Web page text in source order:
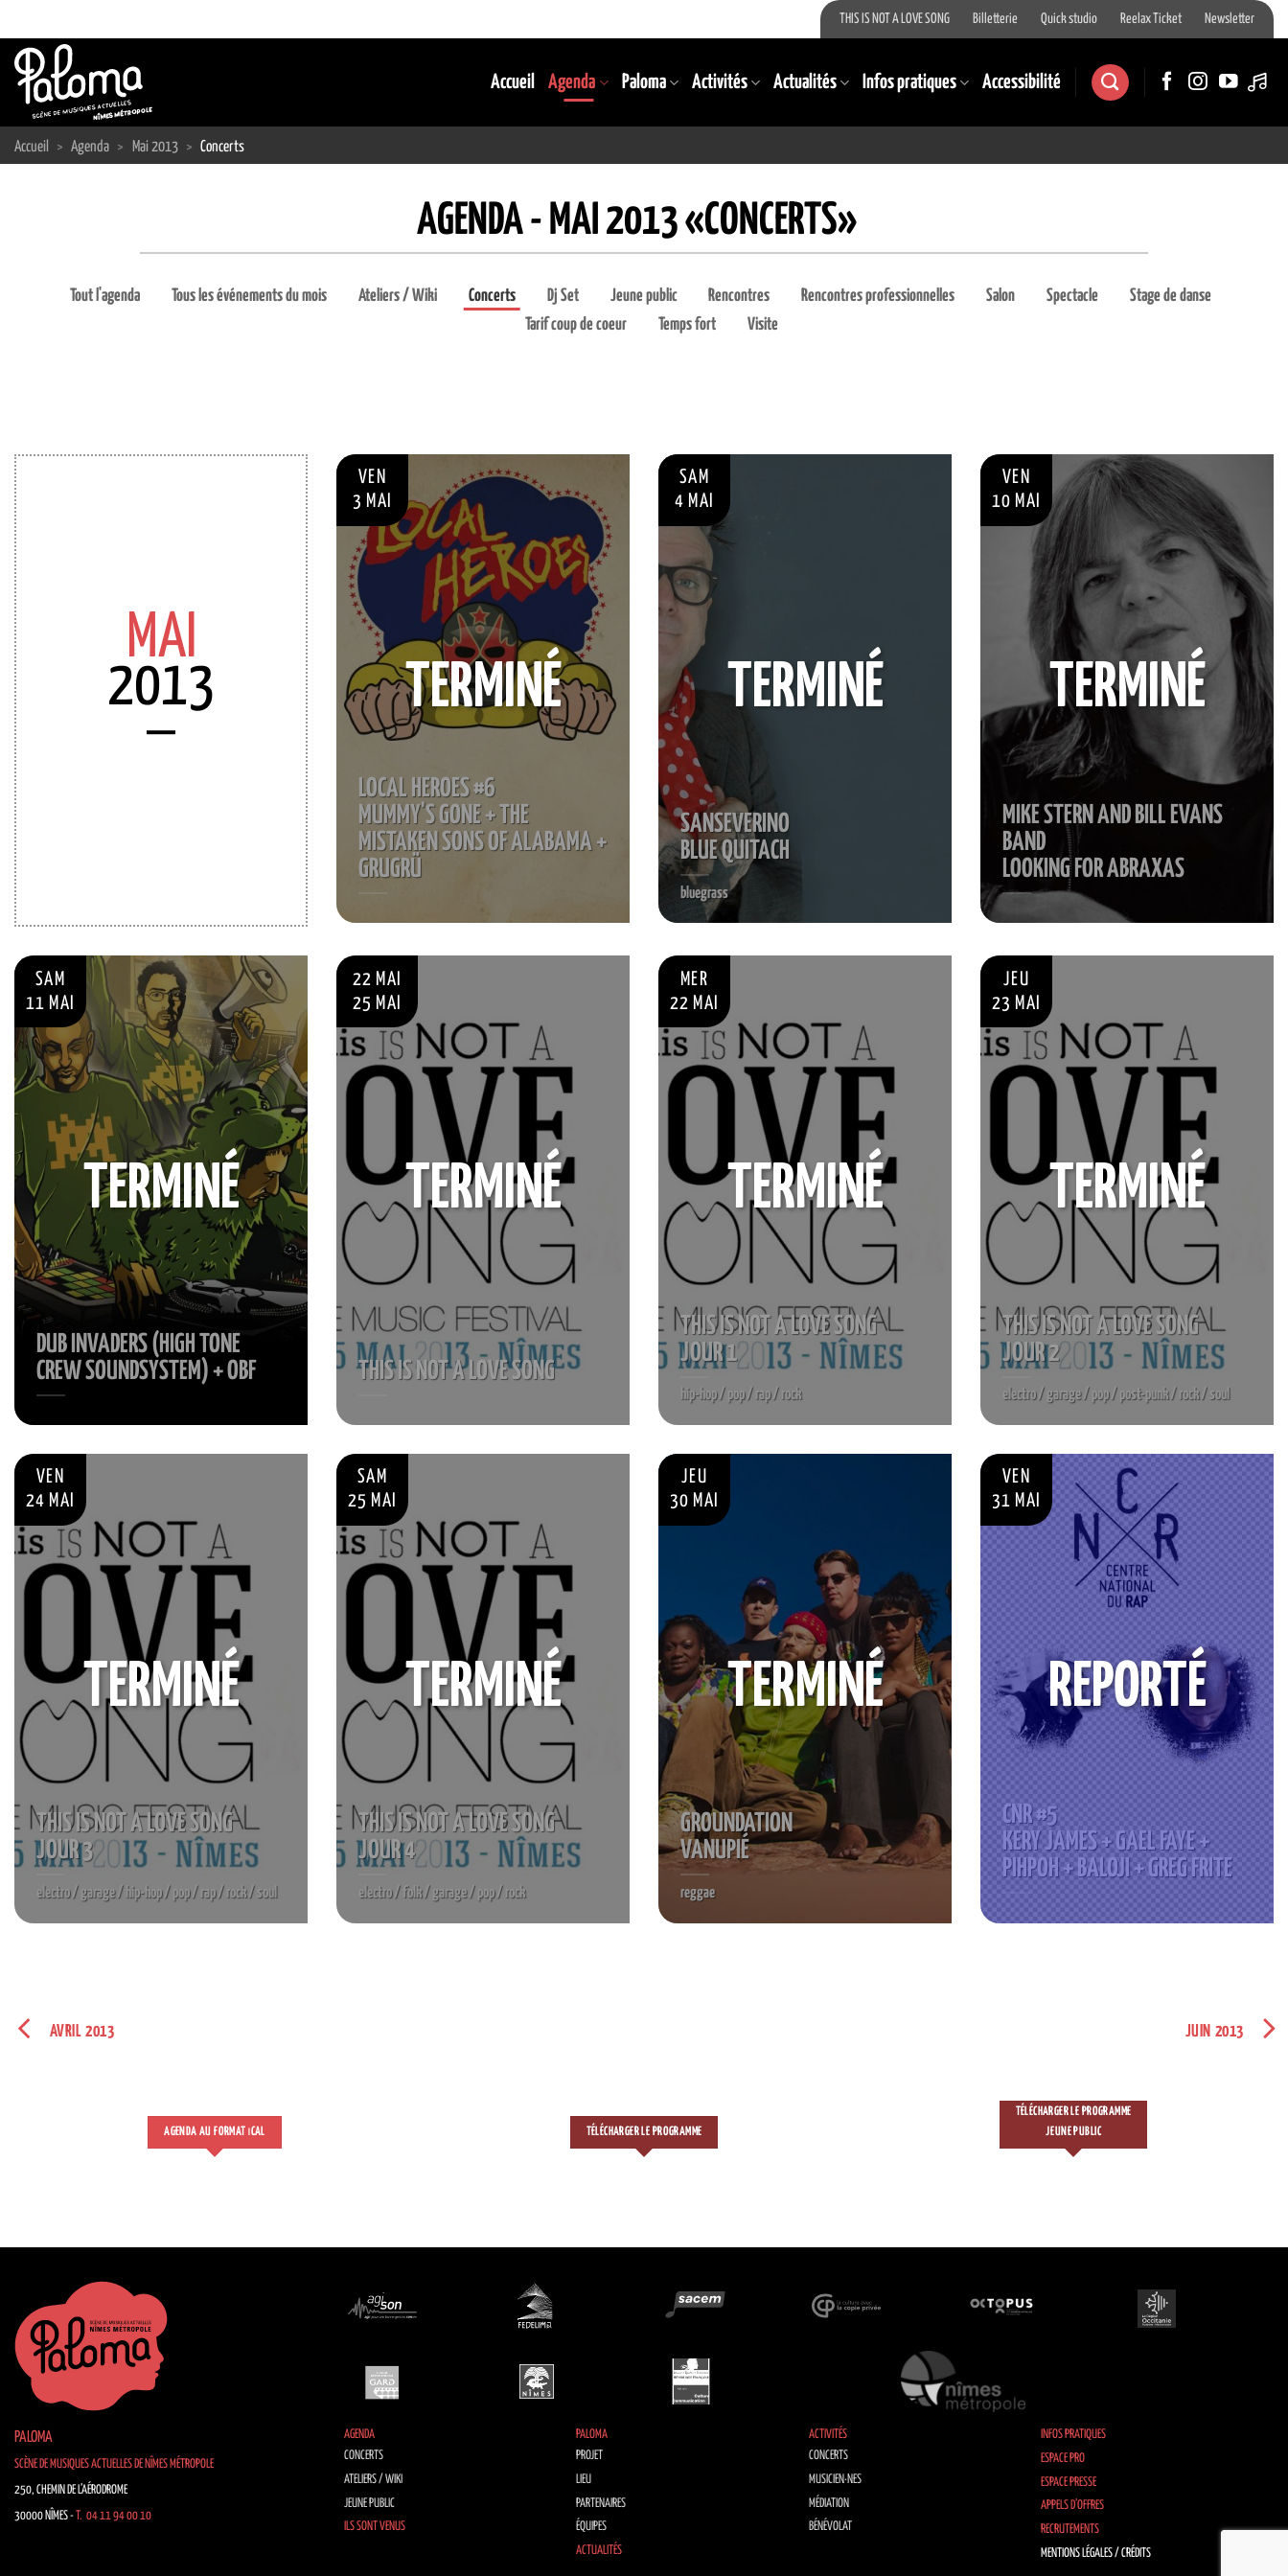
au
contenu
THIS IS NOT A LOVE SONG Billetterie Quick studio Reelax Ticket Newsletter
Accueil Agenda Paloma Activités Actualités Infos pratiques Accessibilité
Accueil > Agenda > Mai 2013 > Concerts
AGENDA - MAI 2013 «CONCERTS»
Tout l'agenda Tous les événements du mois Ateliers / Wiki Concerts Dj Set Jeune public Rencontres Rencontres professionnelles Salon Spectacle
Stage de danse
Tarif coup de coeur
Temps fort Visite
MAI
2013
VEN
3 MAI
LOCAL HEROES #6
MUMMY'S GONE + THE
MISTAKEN SONS OF ALABAMA +
GRUGRÜ
TERMINÉ
SAM
4 MAI
SANSEVERINO
BLUE QUITACH
bluegrass
TERMINÉ
VEN
10 MAI
MIKE STERN AND BILL EVANS
BAND
LOOKING FOR ABRAXAS
TERMINÉ
SAM
11 MAI
DUB INVADERS (HIGH TONE
CREW SOUNDSYSTEM) + OBF
TERMINÉ
22 MAI
25 MAI
THIS IS NOT A LOVE SONG
TERMINÉ
MER
22 MAI
THIS IS NOT A LOVE SONG
JOUR 1
hip-hop / pop / rap / rock
TERMINÉ
JEU
23 MAI
THIS IS NOT A LOVE SONG
JOUR 2
electro / garage / pop / post-punk / rock / soul
TERMINÉ
VEN
24 MAI
THIS IS NOT A LOVE SONG
JOUR 3
electro / garage / hip-hop / pop / rap / rock / soul
TERMINÉ
SAM
25 MAI
THIS IS NOT A LOVE SONG
JOUR 4
electro / folk / garage / pop / rock
TERMINÉ
JEU
30 MAI
GROUNDATION
VANUPIÉ
reggae
TERMINÉ
VEN
31 MAI
CNR #5
KERY JAMES + GAEL FAYE +
PIHPOH + BALOJI + GREG FRITE
REPORTÉ
AVRIL 2013 JUIN 2013
AGENDA AU FORMAT CAL TÉLÉCHARGER LE PROGRAMME
TÉLÉCHARGER LE PROGRAMME
JEUNE PUBLIC
PALOMA
SCÈNE DE MUSIQUES ACTUELLES DE NÎMES MÉTROPOLE
250, CHEMIN DE L’AÉRODROME
30000 NÎMES - T. 04 11 94 00 10
AGENDA
CONCERTS
ATELIERS / WIKI
JEUNE PUBLIC
ILS SONT VENUS
PALOMA
PROJET
LIEU
PARTENAIRES
ÉQUIPES
ACTUALITÉS
ACTIVITÉS
CONCERTS
MUSICIEN·NES
MÉDIATION
BÉNÉVOLAT
INFOS PRATIQUES
ESPACE PRO
ESPACE PRESSE
APPELS D’OFFRES
RECRUTEMENTS
MENTIONS LÉGALES / CRÉDITS